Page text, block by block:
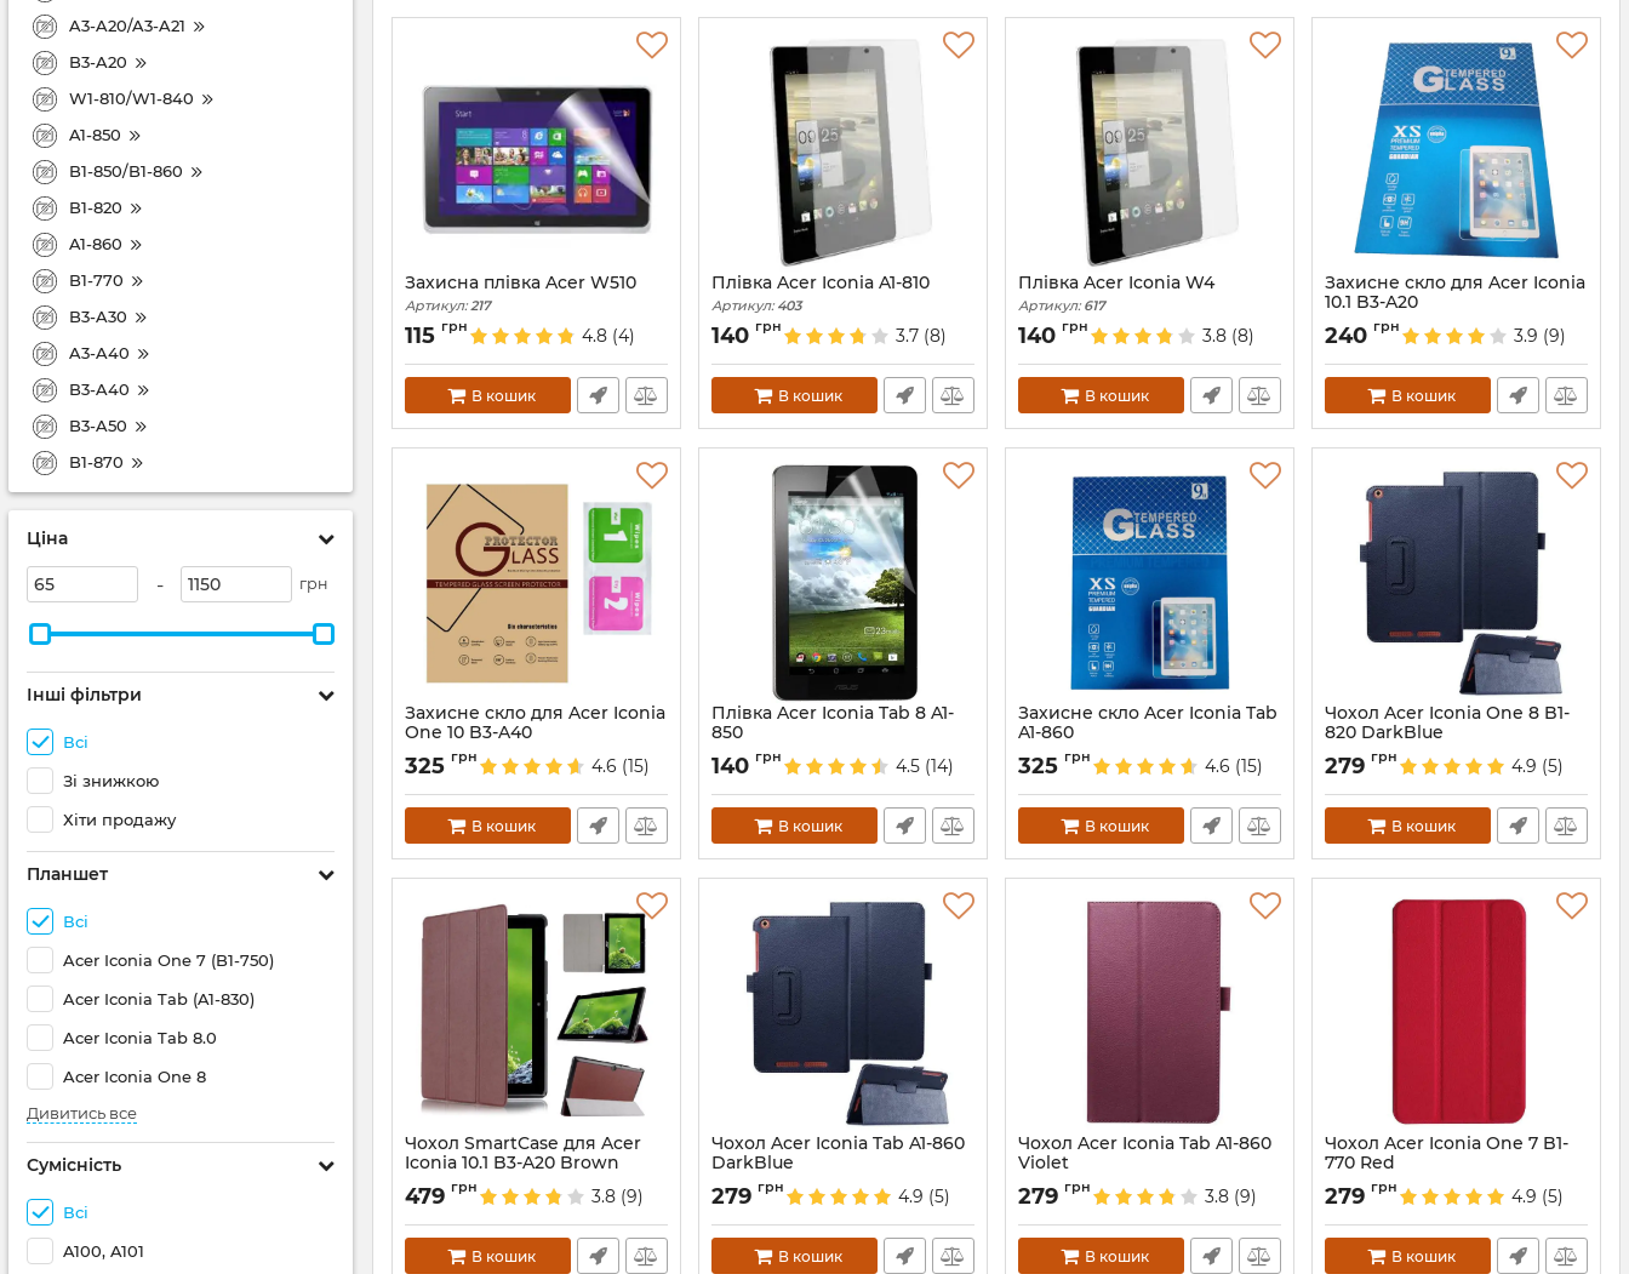
A3-A20/A3-A21
B3-A20
W1-810/W1-840
A1-850
B1-850/B1-860
B1-820
A1-860
B1-770
B3-A30
A3-A40
B3-A40
B3-A50
B1-870
Ціна
- грн
Інші фільтри
Всі
Зі знижкою
Хіти продажу
Планшет
Всі
Acer Iconia One 7 (B1-750)
Acer Iconia Tab (A1-830)
Acer Iconia Tab 8.0
Acer Iconia One 8
Дивитись все
Сумісність
Всі
A100, A101
Захисна плівка Acer W510
Артикул:217
115 грн 4.8 (4)
В кошик
Плівка Acer Iconia A1-810
Артикул:403
140 грн 3.7 (8)
В кошик
Плівка Acer Iconia W4
Артикул:617
140 грн 3.8 (8)
В кошик
Захисне скло для Acer Iconia
10.1 B3-A20
Артикул:2228
240 грн 3.9 (9)
В кошик
Захисне скло для Acer Iconia
One 10 B3-A40
Артикул:3369
325 грн 4.6 (15)
В кошик
Плівка Acer Iconia Tab 8 A1-
850
Артикул:1802
140 грн 4.5 (14)
В кошик
Захисне скло Acer Iconia Tab
A1-860
Артикул:2052
325 грн 4.6 (15)
В кошик
Чохол Acer Iconia One 8 B1-
820 DarkBlue
Артикул:2045
279 грн 4.9 (5)
В кошик
Чохол SmartCase для Acer
Iconia 10.1 B3-A20 Brown
Артикул:2058
479 грн 3.8 (9)
В кошик
Чохол Acer Iconia Tab A1-860
DarkBlue
Артикул:2053
279 грн 4.9 (5)
В кошик
Чохол Acer Iconia Tab A1-860
Violet
Артикул:2050
279 грн 3.8 (9)
В кошик
Чохол Acer Iconia One 7 B1-
770 Red
Артикул:2033
279 грн 4.9 (5)
В кошик